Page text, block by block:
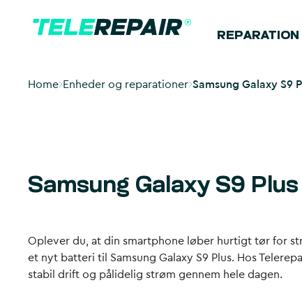
REPARATION
Home Enheder og reparationer Samsung Galaxy S9
Samsung Galaxy S9
Oplever du, at din smartphone løber hurtigt tør for
et nyt batteri til Samsung Galaxy S9 Plus. Hos
stabil drift og pålidelig strøm gennem hele dagen.